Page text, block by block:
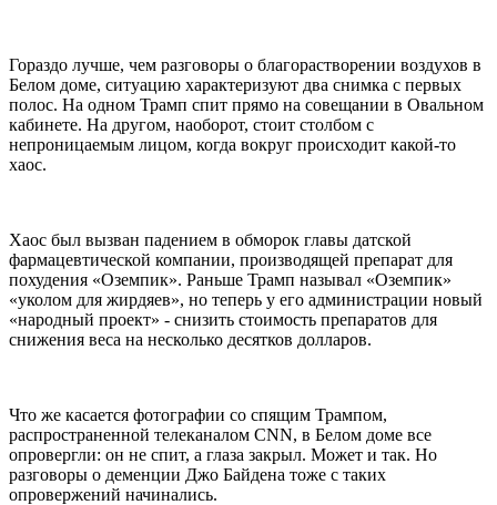
Гораздо лучше, чем разговоры о благорастворении воздухов в
Белом доме, ситуацию характеризуют два снимка с первых
полос. На одном Трамп спит прямо на совещании в Овальном
кабинете. На другом, наоборот, стоит столбом с
непроницаемым лицом, когда вокруг происходит какой-то
хаос.
Хаос был вызван падением в обморок главы датской
фармацевтической компании, производящей препарат для
похудения «Оземпик». Раньше Трамп называл «Оземпик»
«уколом для жирдяев», но теперь у его администрации новый
«народный проект» - снизить стоимость препаратов для
снижения веса на несколько десятков долларов.
Что же касается фотографии со спящим Трампом,
распространенной телеканалом CNN, в Белом доме все
опровергли: он не спит, а глаза закрыл. Может и так. Но
разговоры о деменции Джо Байдена тоже с таких
опровержений начинались.